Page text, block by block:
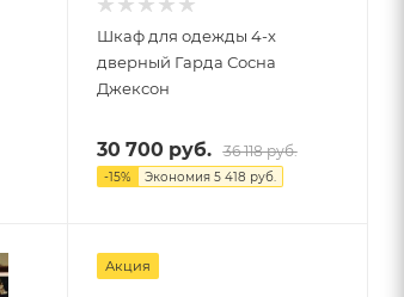
Шкаф для одежды 4-х
дверный Гарда Сосна
Джексон
30 700 руб. 36 118руб.
-15% Экономия 5 418 руб.
Акция